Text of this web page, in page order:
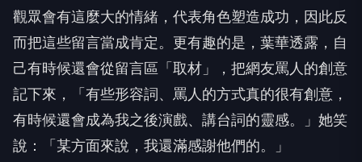
而把這些留言當成肯定。更有趣的是，葉華透露，自
己有時候還會從留言區「取材」，把網友罵人的創意
記下來，「有些形容詞、罵人的方式真的很有創意，
有時候還會成為我之後演戲、講台詞的靈感。」她笑
說：「某方面來說，我還滿感謝他們的。」
除了戲外天天挨罵，葉華最近在劇中也有大量與陳珮